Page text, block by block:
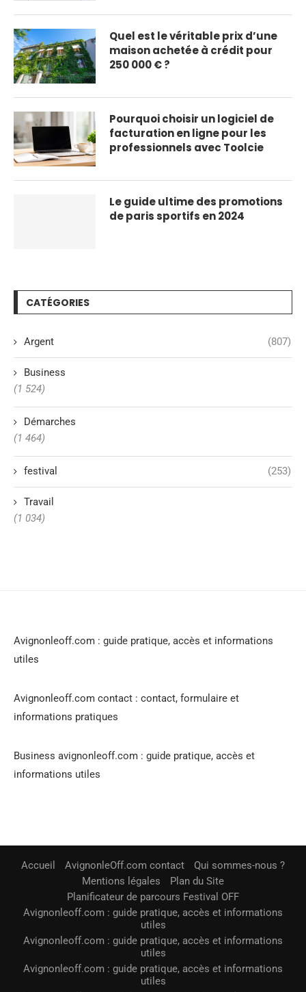
Quel est le véritable prix d’une
maison achetée à crédit pour
250 000 € ?
Pourquoi choisir un logiciel de
facturation en ligne pour les
professionnels avec Toolcie
Le guide ultime des promotions
de paris sportifs en 2024
CATÉGORIES
Argent (807)
Business
(1 524)
Démarches
(1 464)
festival (253)
Travail
(1 034)
Avignonleoff.com : guide pratique, accès et informations
utiles
Avignonleoff.com contact : contact, formulaire et
informations pratiques
Business avignonleoff.com : guide pratique, accès et
informations utiles
Accueil AvignonleOff.com contact
Qui sommes-nous ?
Mentions légales
Plan du Site
Planificateur de parcours Festival OFF
Avignonleoff.com : guide pratique, accès et informations
utiles
Avignonleoff.com : guide pratique, accès et informations
utiles
Avignonleoff.com : guide pratique, accès et informations
utiles